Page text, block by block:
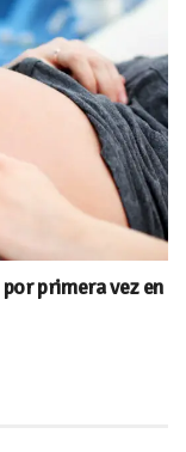
primera vez en